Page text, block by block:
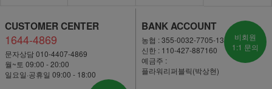
CUSTOMER CENTER
1644-4869
문자상담 010-4407-4869
월~토 09:00 - 20:00
일요일·공휴일 09:00 - 18:00
BANK ACCOUNT
농협 : 355-0032-7705-13
신한 : 110-427-887160
예금주 :
플라워리퍼블릭(박상현)
비회원
1:1 문의